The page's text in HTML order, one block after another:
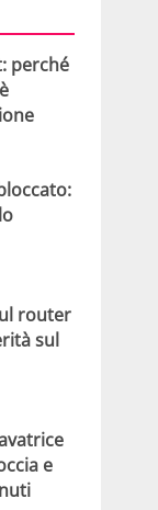
perché
router
sul
e